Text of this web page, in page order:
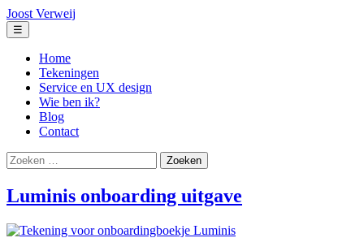
Ga
naar
de
inhoud
Joost Verweij
☰
Home
Tekeningen
Service en UX design
Wie ben ik?
Blog
Contact
Zoeken
naar:
Luminis onboarding uitgave